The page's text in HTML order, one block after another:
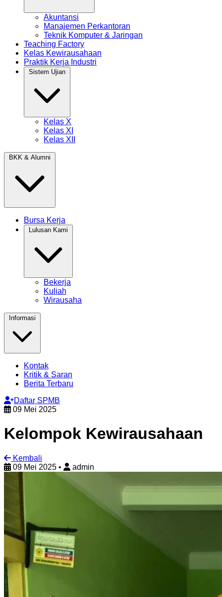
Akuntansi
Manajemen Perkantoran
Teknik Komputer & Jaringan
Teaching Factory
Kelas Kewirausahaan
Praktik Kerja Industri
Kelas X
Kelas XI
Kelas XII
Bursa Kerja
Bekerja
Kuliah
Wirausaha
Kontak
Kritik & Saran
Berita Terbaru
Daftar SPMB
09 Mei 2025
Kelompok Kewirausahaan
Kembali
09 Mei 2025 • admin